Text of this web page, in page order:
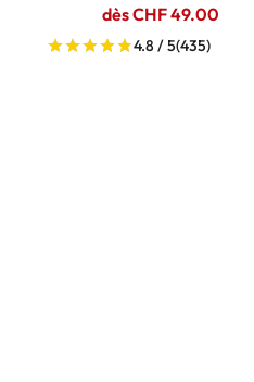
dès CHF 49.00
4.8 / 5(435)